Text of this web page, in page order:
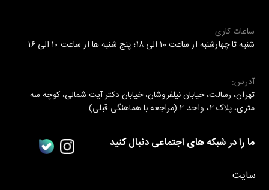
ساعات کاری:
شنبه تا چهارشنبه از ساعت ۱۰ الی ۱۸؛ پنج شنبه ها از ساعت ۱۰ الی ۱۶
آدرس:
تهران، رسالت، خیابان نیلفروشان، خیابان دکتر آیت شمالی، کوچه سه
متری، پلاک ۲، واحد ۲ (مراجعه با هماهنگی قبلی)
ما را در شبکه های اجتماعی دنبال کنید
سایت